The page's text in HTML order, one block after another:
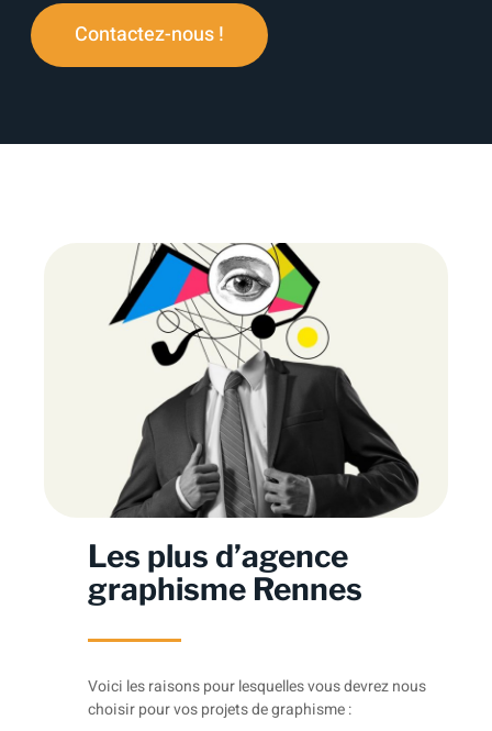
Contactez-nous !
Les plus d’agence
graphisme Rennes
Voici les raisons pour lesquelles vous devrez nous
choisir pour vos projets de graphisme :